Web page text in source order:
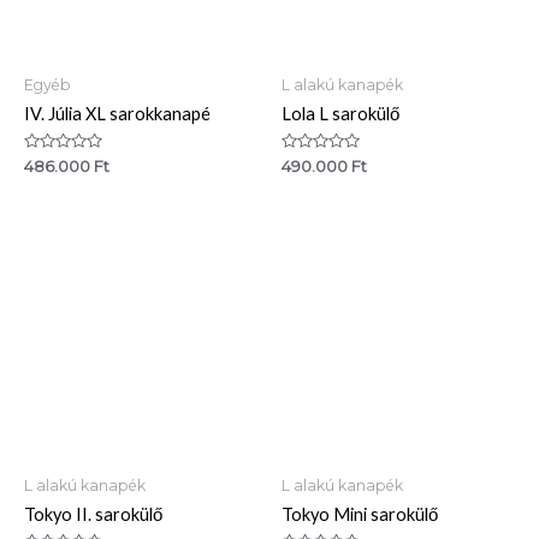
Egyéb
IV. Júlia XL sarokkanapé
Értékelés:
486.000 Ft
L alakú kanapék
Lola L sarokülő
Értékelés:
490.000 Ft
L alakú kanapék
Tokyo II. sarokülő
L alakú kanapék
Tokyo Mini sarokülő